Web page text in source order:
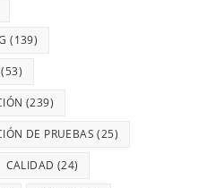
(139)
(53)
(239)
DE PRUEBAS (25)
CALIDAD (24)